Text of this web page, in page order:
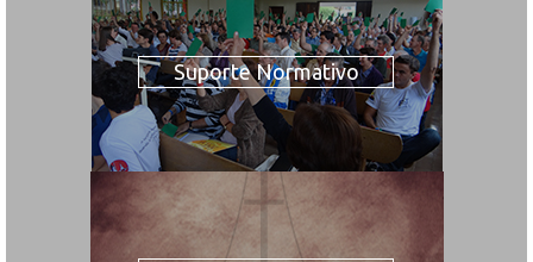
Suporte Normativo